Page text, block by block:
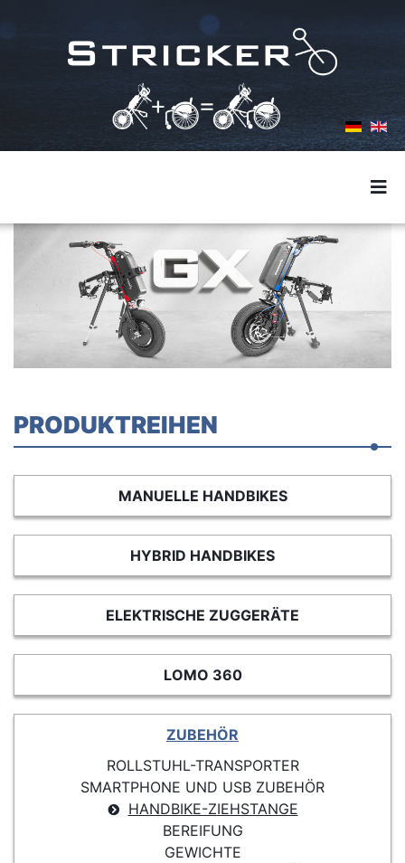
PRODUKTREIHEN
MANUELLE HANDBIKES
HYBRID HANDBIKES
ELEKTRISCHE ZUGGERÄTE
LOMO 360
ZUBEHÖR
ROLLSTUHL-TRANSPORTER
SMARTPHONE UND USB ZUBEHÖR
HANDBIKE-ZIEHSTANGE
BEREIFUNG
GEWICHTE